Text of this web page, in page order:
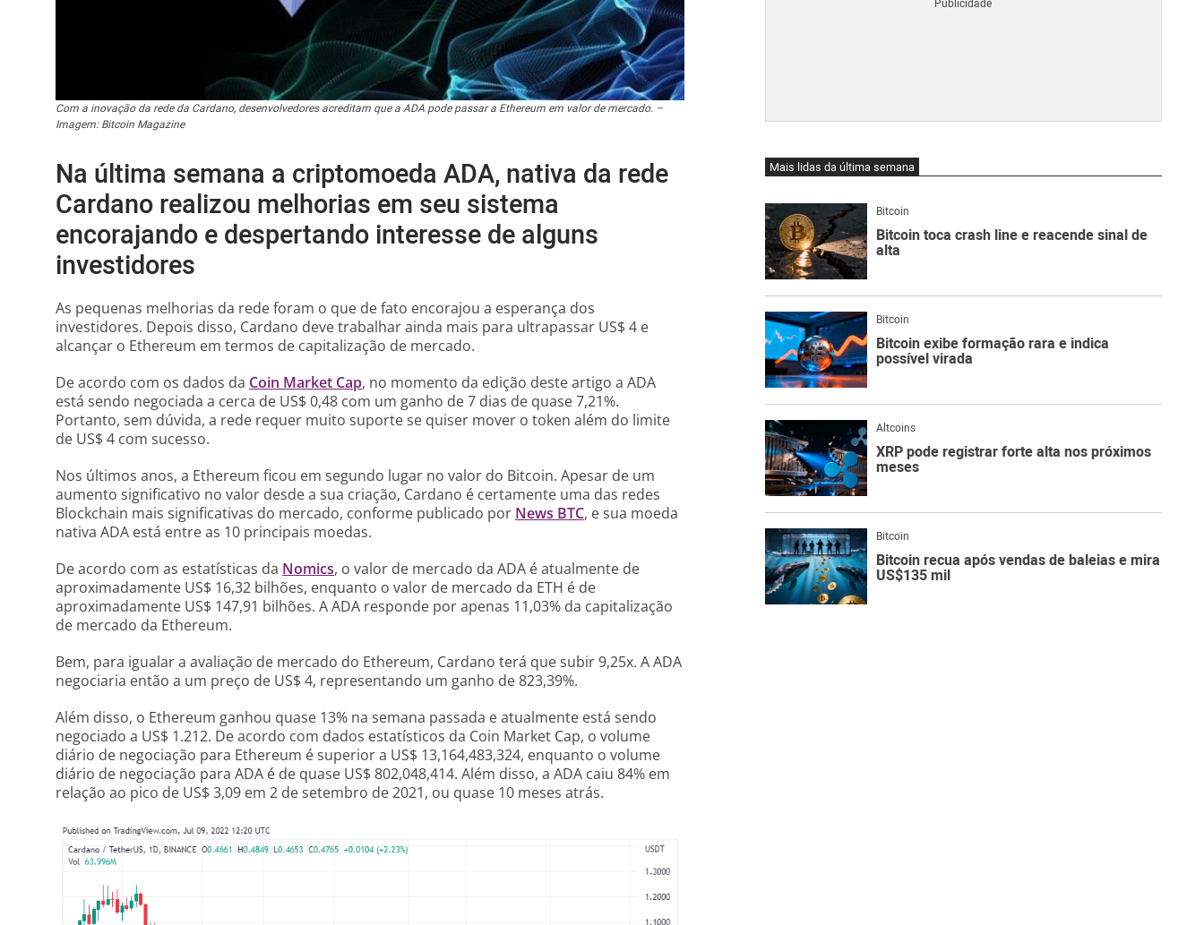
Com a inovação da rede da Cardano, desenvolvedores acreditam que a ADA pode passar a Ethereum em valor de mercado. –
Imagem: Bitcoin Magazine
Na última semana a criptomoeda ADA, nativa da rede
Cardano realizou melhorias em seu sistema
encorajando e despertando interesse de alguns
investidores
As pequenas melhorias da rede foram o que de fato encorajou a esperança dos
investidores. Depois disso, Cardano deve trabalhar ainda mais para ultrapassar US$ 4 e
alcançar o Ethereum em termos de capitalização de mercado.
De acordo com os dados da Coin Market Cap, no momento da edição deste artigo a ADA
está sendo negociada a cerca de US$ 0,48 com um ganho de 7 dias de quase 7,21%.
Portanto, sem dúvida, a rede requer muito suporte se quiser mover o token além do limite
de US$ 4 com sucesso.
Nos últimos anos, a Ethereum ficou em segundo lugar no valor do Bitcoin. Apesar de um
aumento significativo no valor desde a sua criação, Cardano é certamente uma das redes
Blockchain mais significativas do mercado, conforme publicado por News BTC, e sua moeda
nativa ADA está entre as 10 principais moedas.
De acordo com as estatísticas da Nomics, o valor de mercado da ADA é atualmente de
aproximadamente US$ 16,32 bilhões, enquanto o valor de mercado da ETH é de
aproximadamente US$ 147,91 bilhões. A ADA responde por apenas 11,03% da capitalização
de mercado da Ethereum.
Bem, para igualar a avaliação de mercado do Ethereum, Cardano terá que subir 9,25x. A ADA
negociaria então a um preço de US$ 4, representando um ganho de 823,39%.
Além disso, o Ethereum ganhou quase 13% na semana passada e atualmente está sendo
negociado a US$ 1.212. De acordo com dados estatísticos da Coin Market Cap, o volume
diário de negociação para Ethereum é superior a US$ 13,164,483,324, enquanto o volume
diário de negociação para ADA é de quase US$ 802,048,414. Além disso, a ADA caiu 84% em
relação ao pico de US$ 3,09 em 2 de setembro de 2021, ou quase 10 meses atrás.
Mais lidas da última semana
Bitcoin
Bitcoin toca crash line e reacende sinal de
alta
Bitcoin
Bitcoin exibe formação rara e indica
possível virada
Altcoins
XRP pode registrar forte alta nos próximos
meses
Bitcoin
Bitcoin recua após vendas de baleias e mira
US$135 mil